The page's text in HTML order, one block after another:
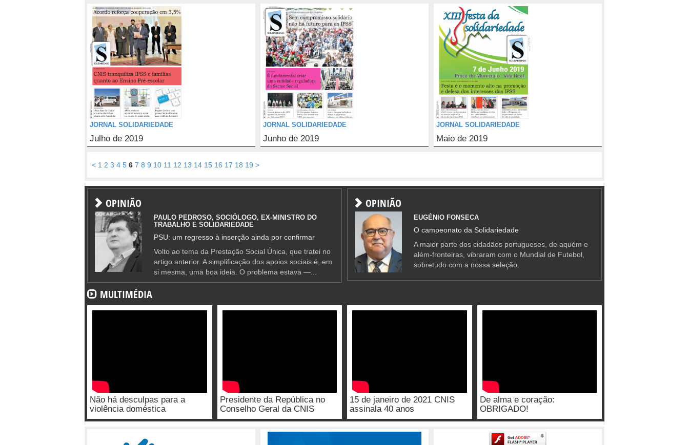
JORNAL SOLIDARIEDADE
Julho de 2019
JORNAL SOLIDARIEDADE
Junho de 2019
JORNAL SOLIDARIEDADE
Maio de 2019
< 1 2 3 4 5 6 7 8 9 10 11 12 13 14 15 16 17 18 19 >
OPINIÃO
PAULO PEDROSO, SOCIÓLOGO, EX-MINISTRO DO
TRABALHO E SOLIDARIEDADE
PSU: um regresso à inserção ainda por confirmar
Volto ao tema da Prestação Social Única, que tratei no
artigo anterior. A simplificação dos apoios sociais é, em
si mesma, uma boa ideia. O problema estava —...
OPINIÃO
EUGÉNIO FONSECA
O campeonato da Solidariedade
A maior parte dos cidadãos portugueses, de aquém e
além-fronteiras, vibraram com o Mundial de Futebol,
sobretudo com a nossa seleção.
MULTIMÉDIA
Não há desculpas para a
violência doméstica
Presidente da República no
Conselho Geral da CNIS
15 de janeiro de 2021 CNIS
assinala 40 anos
De alma e coração:
OBRIGADO!